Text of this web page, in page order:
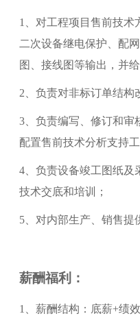
1、对工程项目售前技术
二次设备继电保护、配
图、接线图等输出，并
2、负责对非标订单结构
3、负责编写、修订和审
配置售前技术分析支持工
4、负责设备竣工图纸及
技术交底和培训；
5、对内部生产、销售提
薪酬福利：
1 薪酬结构：底薪+绩